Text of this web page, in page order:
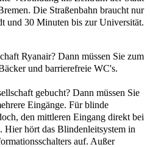
Die Straßenbahn braucht nur
und 30 Minuten bis zur Universität.
Ryanair? Dann müssen Sie zum
und barrierefreie WC's.
gebucht? Dann müssen Sie
Eingänge. Für blinde
den mittleren Eingang direkt bei
Hier hört das Blindenleitsystem in
auf. Außer